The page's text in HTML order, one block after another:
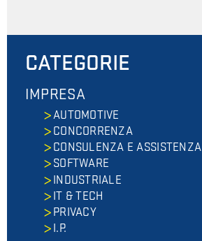
CATEGORIE
IMPRESA
AUTOMOTIVE
CONCORRENZA
CONSULENZA E ASSISTENZA
SOFTWARE
INDUSTRIALE
IT & TECH
PRIVACY
I.P.